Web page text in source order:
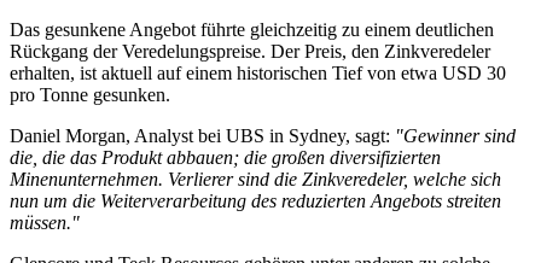
Das gesunkene Angebot führte gleichzeitig zu einem deutlichen
Rückgang der Veredelungspreise. Der Preis, den Zinkveredeler
erhalten, ist aktuell auf einem historischen Tief von etwa USD 30
pro Tonne gesunken.
Daniel Morgan, Analyst bei UBS in Sydney, sagt: "Gewinner sind
die, die das Produkt abbauen; die großen diversifizierten
Minenunternehmen. Verlierer sind die Zinkveredeler, welche sich
nun um die Weiterverarbeitung des reduzierten Angebots streiten
müssen."